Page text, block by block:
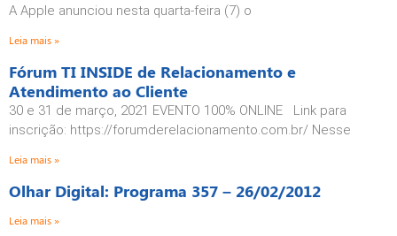
A Apple anunciou nesta quarta-feira (7) o
Leia mais »
Fórum TI INSIDE de Relacionamento e
Atendimento ao Cliente
30 e 31 de março, 2021 EVENTO 100% ONLINE Link para
inscrição: https://forumderelacionamento.com.br/ Nesse
Leia mais »
Olhar Digital: Programa 357 – 26/02/2012
Leia mais »